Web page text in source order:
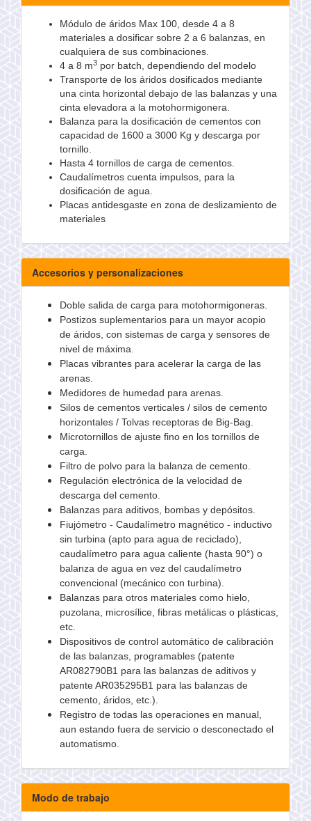
Módulo de áridos Max 100, desde 4 a 8
materiales a dosificar sobre 2 a 6 balanzas, en
cualquiera de sus combinaciones.
4 a 8 m3 por batch, dependiendo del modelo
Transporte de los áridos dosificados mediante
una cinta horizontal debajo de las balanzas y una
cinta elevadora a la motohormigonera.
Balanza para la dosificación de cementos con
capacidad de 1600 a 3000 Kg y descarga por
tornillo.
Hasta 4 tornillos de carga de cementos.
Caudalímetros cuenta impulsos, para la
dosificación de agua.
Placas antidesgaste en zona de deslizamiento de
materiales
Accesorios y personalizaciones
Doble salida de carga para motohormigoneras.
Postizos suplementarios para un mayor acopio
de áridos, con sistemas de carga y sensores de
nivel de máxima.
Placas vibrantes para acelerar la carga de las
arenas.
Medidores de humedad para arenas.
Silos de cementos verticales / silos de cemento
horizontales / Tolvas receptoras de Big-Bag.
Microtornillos de ajuste fino en los tornillos de
carga.
Filtro de polvo para la balanza de cemento.
Regulación electrónica de la velocidad de
descarga del cemento.
Balanzas para aditivos, bombas y depósitos.
Fiujómetro - Caudalímetro magnético - inductivo
sin turbina (apto para agua de reciclado),
caudalímetro para agua caliente (hasta 90°) o
balanza de agua en vez del caudalímetro
convencional (mecánico con turbina).
Balanzas para otros materiales como hielo,
puzolana, microsílice, fibras metálicas o plásticas,
etc.
Dispositivos de control automático de calibración
de las balanzas, programables (patente
AR082790B1 para las balanzas de aditivos y
patente AR035295B1 para las balanzas de
cemento, áridos, etc.).
Registro de todas las operaciones en manual,
aun estando fuera de servicio o desconectado el
automatismo.
Modo de trabajo